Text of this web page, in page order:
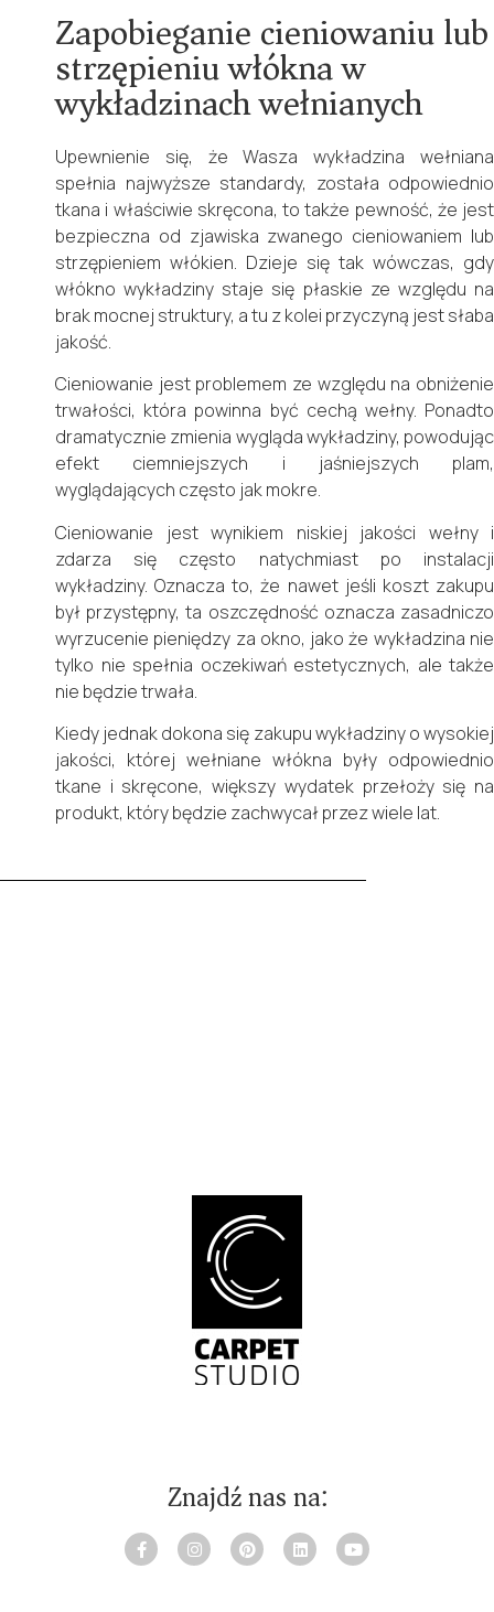
Zapobieganie cieniowaniu lub
strzępieniu włókna w
wykładzinach wełnianych
Upewnienie się, że Wasza wykładzina wełniana
spełnia najwyższe standardy, została odpowiednio
tkana i właściwie skręcona, to także pewność, że jest
bezpieczna od zjawiska zwanego cieniowaniem lub
strzępieniem włókien. Dzieje się tak wówczas, gdy
włókno wykładziny staje się płaskie ze względu na
brak mocnej struktury, a tu z kolei przyczyną jest słaba
jakość.
Cieniowanie jest problemem ze względu na obniżenie
trwałości, która powinna być cechą wełny. Ponadto
dramatycznie zmienia wygląda wykładziny, powodując
efekt ciemniejszych i jaśniejszych plam,
wyglądających często jak mokre.
Cieniowanie jest wynikiem niskiej jakości wełny i
zdarza się często natychmiast po instalacji
wykładziny. Oznacza to, że nawet jeśli koszt zakupu
był przystępny, ta oszczędność oznacza zasadniczo
wyrzucenie pieniędzy za okno, jako że wykładzina nie
tylko nie spełnia oczekiwań estetycznych, ale także
nie będzie trwała.
Kiedy jednak dokona się zakupu wykładziny o wysokiej
jakości, której wełniane włókna były odpowiednio
tkane i skręcone, większy wydatek przełoży się na
produkt, który będzie zachwycał przez wiele lat.
Znajdź nas na: